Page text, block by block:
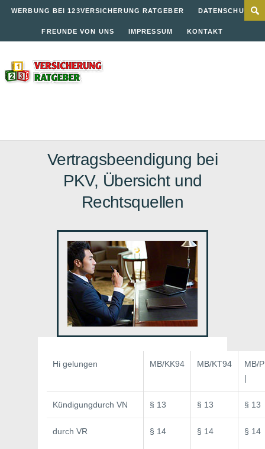
WERBUNG BEI 123VERSICHERUNG RATGEBER DATENSCHUTZ
FREUNDE VON UNS IMPRESSUM KONTAKT
Vertragsbeendigung bei
PKV, Übersicht und
Rechtsquellen
Hi gelungen MB/KK94 MB/KT94
MB/
|
Kündigungdurch VN § 13 § 13 § 13
durch VR § 14 § 14 § 14